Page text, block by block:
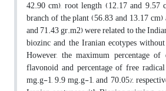
42.90 cm), root length (12.17 and
branch of the plant (56.83 and 13.17
and 71.43 gr.m2) were related to the
biozinc and the Iranian ecotypes
However, the maximum percentage
flavonoid and percentage of free
mg.g-1, 9.9 mg.g-1, and 70.05%,